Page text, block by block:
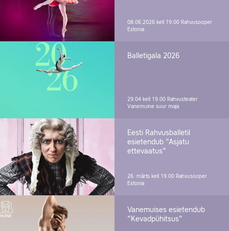
08.06.2026 kell 19.00 Rahvusooper
Estonia
Balletigala 2026
29.04 kell 19.00 Rahvusteater
Vanemuine suur maja
Eesti Rahvusballetil
esietendub "Asjatu
ettevaatus"
26. märts kell 19.00 Rahvusooper
Estonia
Vanemuises esietendub
"Kevadpühitsus"